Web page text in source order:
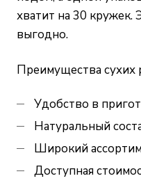
хватит на 30 кружек.
выгодно.
Преимущества сухих
Удобство в
Натуральный
Широкий
Доступная